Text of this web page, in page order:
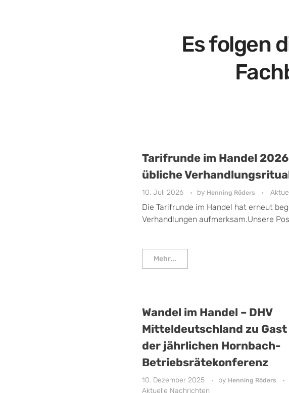
Es folgen
Tarifrunde im Handel
übliche
10. Juli 2026 by Henning Röders
Die Tarifrunde im Handel hat erneut
Verhandlungen aufmerksam.Unsere
Mehr...
Wandel im Handel – DHV
Mitteldeutschland zu Gast
der jährlichen Hornbach-
Betriebsrätekonferenz
10. Dezember 2025 by Henning Röders
Aktuelle Nachrichten